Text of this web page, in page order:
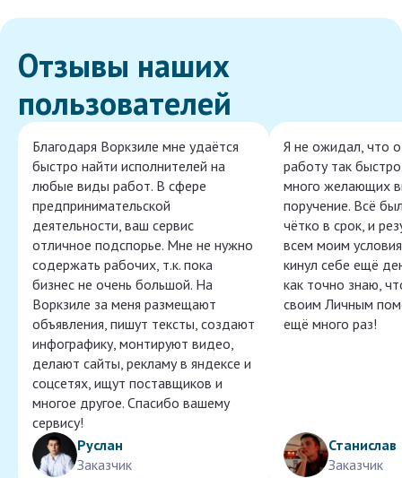
Отзывы наших
пользователей
Благодаря Воркзиле мне удаётся
быстро найти исполнителей на
любые виды работ. В сфере
предпринимательской
деятельности, ваш сервис
отличное подспорье. Мне не нужно
содержать рабочих, т.к. пока
бизнес не очень большой. На
Воркзиле за меня размещают
объявления, пишут тексты, создают
инфографику, монтируют видео,
делают сайты, рекламу в яндексе и
соцсетях, ищут поставщиков и
многое другое. Спасибо вашему
сервису!
Руслан
Заказчик
Я не ожидал, что
работу так
много желающих
поручение. Всё
чётко в срок, и
всем моим
кинул себе ещё
как точно знаю,
своим Личным
ещё много раз!
Станислав
Заказчик